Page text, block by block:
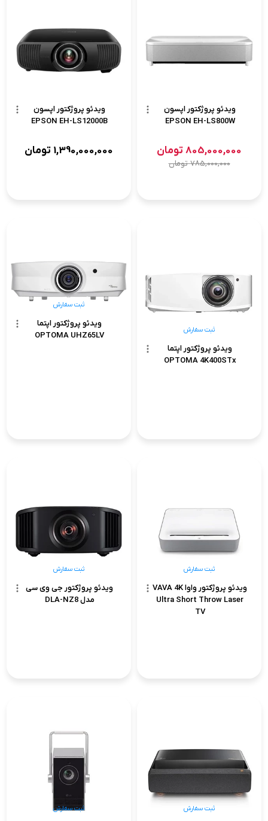
ویدئو پروژکتور اپسون
EPSON EH-LS800W
805,000,000تومان
785,000,000تومان
ویدئو پروژکتور اپسون
EPSON EH-LS12000B
1,390,000,000 تومان
ویدئو پروژکتور اپتما
OPTOMA 4K400STx
ثبت سفارش
ویدئو پروژکتور اپتما
OPTOMA UHZ65LV
ثبت سفارش
ویدئو پروژکتور واوا VAVA 4K
Ultra Short Throw Laser
TV
ثبت سفارش
ویدئو پروژکتور جی وی سی
مدل DLA-NZ8
ثبت سفارش
ثبت سفارش ثبت سفارش